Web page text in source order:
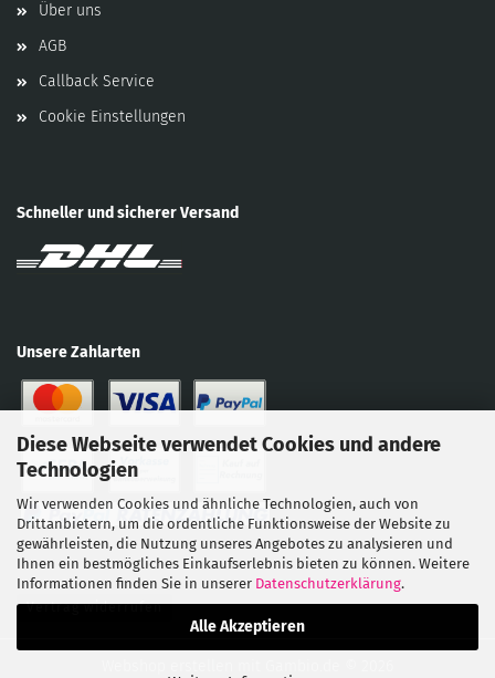
Diese Webseite verwendet Cookies und andere
Technologien
Wir verwenden Cookies und ähnliche Technologien, auch von
Drittanbietern, um die ordentliche Funktionsweise der Website zu
gewährleisten, die Nutzung unseres Angebotes zu analysieren und
Ihnen ein bestmögliches Einkaufserlebnis bieten zu können. Weitere
Informationen finden Sie in unserer Datenschutzerklärung.
Alle Akzeptieren
Über uns
AGB
Callback Service
Cookie Einstellungen
Schneller und sicherer Versand
Unsere Zahlarten
Vertrag widerrufen